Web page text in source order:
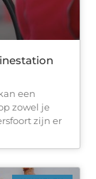
een
zowel je
zijn er